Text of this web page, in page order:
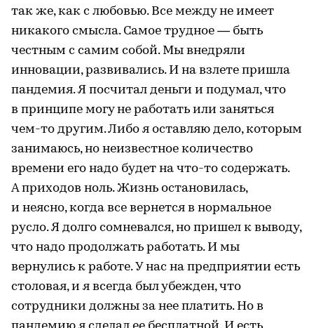
так же, как с любовью. Все между не имеет
никакого смысла. Самое трудное — быть
честным с самим собой. Мы внедряли
инновации, развивались. И на взлете пришла
пандемия. Я посчитал деньги и подумал, что
в принципе могу не работать или заняться
чем-то другим. Либо я оставляю дело, которым
занимаюсь, но неизвестное количество
времени его надо будет на что-то содержать.
А приходов ноль. Жизнь остановилась,
и неясно, когда все вернется в нормальное
русло. Я долго сомневался, но пришел к выводу,
что надо продолжать работать. И мы
вернулись к работе. У нас на предприятии есть
столовая, и я всегда был убежден, что
сотрудники должны за нее платить. Но в